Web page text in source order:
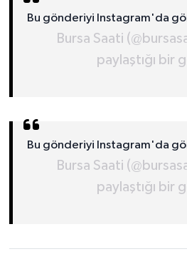
Bu gönderiyi Instagram'da
Bursa Saati
paylaştığı bir
Bu gönderiyi Instagram'da
Bursa Saati
paylaştığı bir